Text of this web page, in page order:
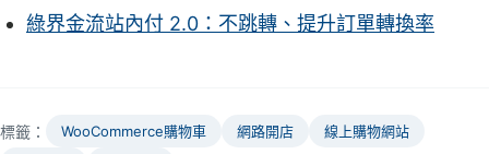
綠界金流站內付 2.0：不跳轉、提升訂單轉換率
標籤： WooCommerce購物車 網路開店
線上購物網站